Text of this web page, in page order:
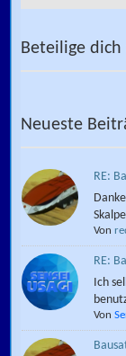
Beteilige
Neueste
RE:
Von
RE:
Ich
Von